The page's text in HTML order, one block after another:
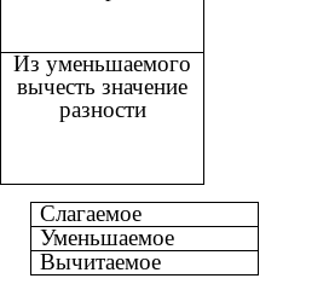
Из уменьшаемого
вычесть значение
разности
Слагаемое
Уменьшаемое
Вычитаемое